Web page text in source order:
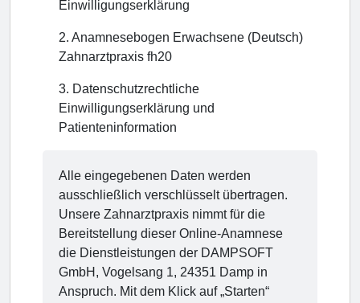
Einwilligungserklärung
2. Anamnesebogen Erwachsene (Deutsch)
Zahnarztpraxis fh20
3. Datenschutzrechtliche
Einwilligungserklärung und
Patienteninformation
Alle eingegebenen Daten werden
ausschließlich verschlüsselt übertragen.
Unsere Zahnarztpraxis nimmt für die
Bereitstellung dieser Online-Anamnese
die Dienstleistungen der DAMPSOFT
GmbH, Vogelsang 1, 24351 Damp in
Anspruch. Mit dem Klick auf „Starten“